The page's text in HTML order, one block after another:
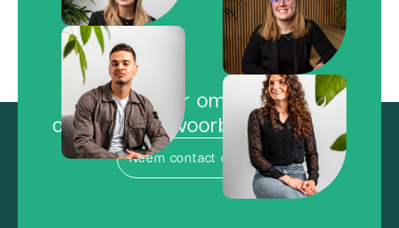
Klaar om de
concurrentie voorbij te vliegen?
Neem contact op